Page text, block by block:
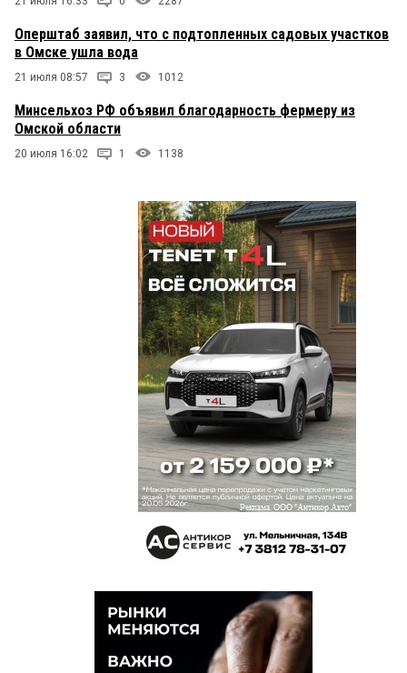
Оперштаб заявил, что с подтопленных садовых участков
в Омске ушла вода
21 июля 08:57 3 1012
Минсельхоз РФ объявил благодарность фермеру из
Омской области
20 июля 16:02 1 1138